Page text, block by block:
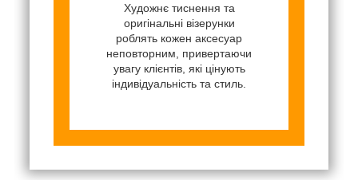
Художнє тиснення та
оригінальні візерунки
роблять кожен аксесуар
неповторним, привертаючи
увагу клієнтів, які цінують
індивідуальність та стиль.